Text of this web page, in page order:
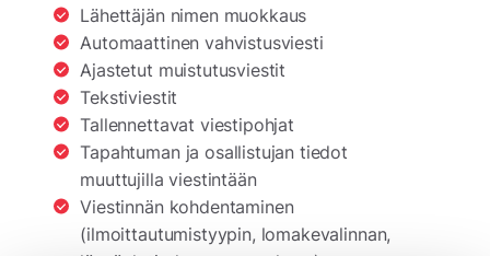
Lähettäjän nimen muokkaus
Automaattinen vahvistusviesti
Ajastetut muistutusviestit
Tekstiviestit
Tallennettavat viestipohjat
Tapahtuman ja osallistujan tiedot
muuttujilla viestintään
Viestinnän kohdentaminen
(ilmoittautumistyypin, lomakevalinnan,